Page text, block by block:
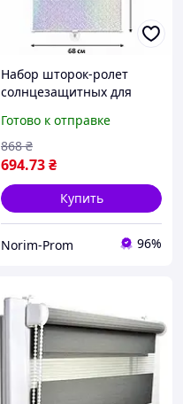
Набор шторок-ролет
солнцезащитных для
RolerProtect 3 шт 68 х 125
см Серебро
Готово к отправке
694.73₴
868 ₴
Купить
Norim-Prom 96%